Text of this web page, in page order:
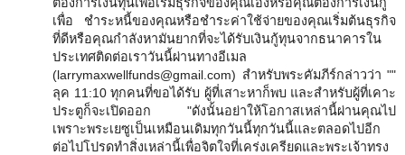
เพื่อ ชำระหนี้ของคุณหรือชำระค่าใช้จ่ายของคุณเริ่มต้นธุรกิจ
ที่ดีหรือคุณกำลังหามันยากที่จะได้รับเงินกู้ทุนจากธนาคารใน
ประเทศติดต่อเราวันนี้ผ่านทางอีเมล
(larrymaxwellfunds@gmail.com) สำหรับพระคัมภีร์กล่าวว่า ""
ลุค 11:10 ทุกคนที่ขอได้รับ ผู้ที่เสาะหาก็พบ และสำหรับผู้ที่เคาะ
ประตูก็จะเปิดออก "ดังนั้นอย่าให้โอกาสเหล่านี้ผ่านคุณไป
เพราะพระเยซูเป็นเหมือนเดิมทุกวันนี้ทุกวันนี้และตลอดไปอีก
ต่อไปโปรดทำสิ่งเหล่านี้เพื่อจิตใจที่เคร่งเครียดและพระเจ้าทรง